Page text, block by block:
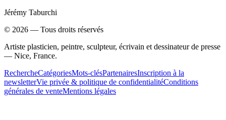
Jérémy Taburchi
© 2026 — Tous droits réservés
Artiste plasticien, peintre, sculpteur, écrivain et dessinateur de presse
— Nice, France.
RechercheCatégoriesMots-clésPartenairesInscription à la
newsletterVie privée & politique de confidentialitéConditions
générales de venteMentions légales